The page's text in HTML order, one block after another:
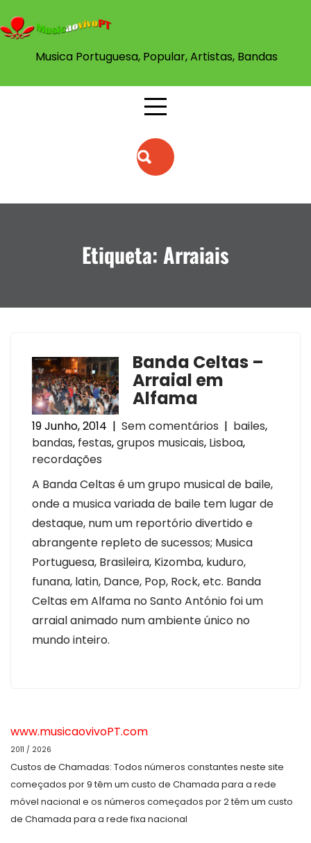
to
content
Musica Portuguesa, Popular, Artistas, Bandas
Etiqueta: Arraiais
Banda Celtas –
Arraial em
Alfama
19 Junho, 2014 | Sem comentários | bailes,
bandas, festas,grupos musicais, Lisboa,
recordações
A Banda Celtas é um grupo musical de baile,
onde a musica variada de baile tem lugar de
destaque, num um reportório divertido e
abrangente repleto de sucessos; Musica
Portuguesa, Brasileira, Kizomba, kuduro,
funana, latin, Dance, Pop, Rock, etc. Banda
Celtas em Alfama no Santo António foi um
arraial animado num ambiente único no
mundo inteiro.
www.musicaovivoPT.com
2011 / 2026
Custos de Chamadas: Todos números constantes neste site
começados por 9 têm um custo de Chamada para a rede
móvel nacional e os números começados por 2 têm um custo
de Chamada para a rede fixa nacional